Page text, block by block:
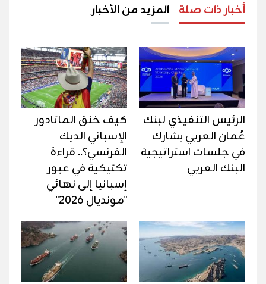
أخبار ذات صلة المزيد من الأخبار
الرئيس التنفيذي لبنك
عُمان العربي يشارك
في جلسات استراتيجية
البنك العربي
كيف خنق الماتادور
الإسباني الديك
الفرنسي؟.. قراءة
تكتيكية في عبور
إسبانيا إلى نهائي
"مونديال 2026"